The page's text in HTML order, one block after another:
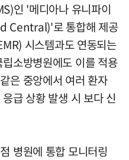
인 '메디아나 유니파이
Central)'로 통합해 제공
시스템과도 연동되는
소방병원에도 이를 적용
은 중앙에서 여러 환자
급 상황 발생 시 보다 신
병원에 통합 모니터링